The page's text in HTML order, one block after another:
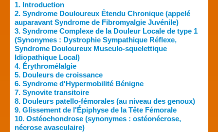
1. Introduction
2. Syndrome Douloureux Étendu Chronique (appelé
auparavant Syndrome de Fibromyalgie Juvénile)
3. Syndrome Complexe de la Douleur Locale de type 1
(Synonymes : Dystrophie Sympathique Réflexe,
Syndrome Douloureux Musculo-squelettique
Idiopathique Local)
4. Érythromélalgie
5. Douleurs de croissance
6. Syndrome d'Hypermobilité Bénigne
7. Synovite transitoire
8. Douleurs patello-fémorales (au niveau des genoux)
9. Glissement de l'Épiphyse de la Tête Fémorale
10. Ostéochondrose (synonymes : ostéonécrose,
nécrose avasculaire)